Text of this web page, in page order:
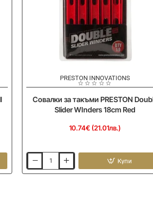
PRESTON INNOVATIONS
Совалки за такъми PRESTON
Slider WInders 18cm Red
10.74€ (21.01лв.)
Совалки
за
Купи